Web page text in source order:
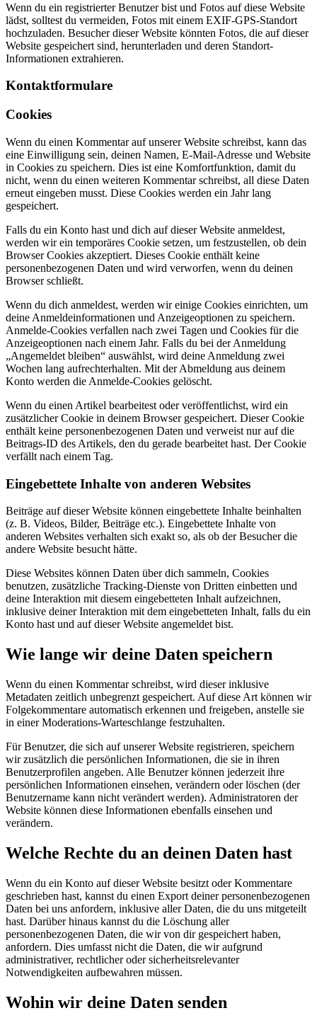
Wenn du ein registrierter Benutzer bist und Fotos auf diese Website
lädst, solltest du vermeiden, Fotos mit einem EXIF-GPS-Standort
hochzuladen. Besucher dieser Website könnten Fotos, die auf dieser
Website gespeichert sind, herunterladen und deren Standort-
Informationen extrahieren.
Kontaktformulare
Cookies
Wenn du einen Kommentar auf unserer Website schreibst, kann das
eine Einwilligung sein, deinen Namen, E-Mail-Adresse und Website
in Cookies zu speichern. Dies ist eine Komfortfunktion, damit du
nicht, wenn du einen weiteren Kommentar schreibst, all diese Daten
erneut eingeben musst. Diese Cookies werden ein Jahr lang
gespeichert.
Falls du ein Konto hast und dich auf dieser Website anmeldest,
werden wir ein temporäres Cookie setzen, um festzustellen, ob dein
Browser Cookies akzeptiert. Dieses Cookie enthält keine
personenbezogenen Daten und wird verworfen, wenn du deinen
Browser schließt.
Wenn du dich anmeldest, werden wir einige Cookies einrichten, um
deine Anmeldeinformationen und Anzeigeoptionen zu speichern.
Anmelde-Cookies verfallen nach zwei Tagen und Cookies für die
Anzeigeoptionen nach einem Jahr. Falls du bei der Anmeldung
„Angemeldet bleiben“ auswählst, wird deine Anmeldung zwei
Wochen lang aufrechterhalten. Mit der Abmeldung aus deinem
Konto werden die Anmelde-Cookies gelöscht.
Wenn du einen Artikel bearbeitest oder veröffentlichst, wird ein
zusätzlicher Cookie in deinem Browser gespeichert. Dieser Cookie
enthält keine personenbezogenen Daten und verweist nur auf die
Beitrags-ID des Artikels, den du gerade bearbeitet hast. Der Cookie
verfällt nach einem Tag.
Eingebettete Inhalte von anderen Websites
Beiträge auf dieser Website können eingebettete Inhalte beinhalten
(z. B. Videos, Bilder, Beiträge etc.). Eingebettete Inhalte von
anderen Websites verhalten sich exakt so, als ob der Besucher die
andere Website besucht hätte.
Diese Websites können Daten über dich sammeln, Cookies
benutzen, zusätzliche Tracking-Dienste von Dritten einbetten und
deine Interaktion mit diesem eingebetteten Inhalt aufzeichnen,
inklusive deiner Interaktion mit dem eingebetteten Inhalt, falls du ein
Konto hast und auf dieser Website angemeldet bist.
Wie lange wir deine Daten speichern
Wenn du einen Kommentar schreibst, wird dieser inklusive
Metadaten zeitlich unbegrenzt gespeichert. Auf diese Art können wir
Folgekommentare automatisch erkennen und freigeben, anstelle sie
in einer Moderations-Warteschlange festzuhalten.
Für Benutzer, die sich auf unserer Website registrieren, speichern
wir zusätzlich die persönlichen Informationen, die sie in ihren
Benutzerprofilen angeben. Alle Benutzer können jederzeit ihre
persönlichen Informationen einsehen, verändern oder löschen (der
Benutzername kann nicht verändert werden). Administratoren der
Website können diese Informationen ebenfalls einsehen und
verändern.
Welche Rechte du an deinen Daten hast
Wenn du ein Konto auf dieser Website besitzt oder Kommentare
geschrieben hast, kannst du einen Export deiner personenbezogenen
Daten bei uns anfordern, inklusive aller Daten, die du uns mitgeteilt
hast. Darüber hinaus kannst du die Löschung aller
personenbezogenen Daten, die wir von dir gespeichert haben,
anfordern. Dies umfasst nicht die Daten, die wir aufgrund
administrativer, rechtlicher oder sicherheitsrelevanter
Notwendigkeiten aufbewahren müssen.
Wohin wir deine Daten senden